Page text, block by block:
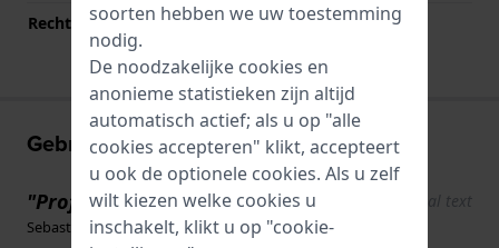
Rechte aanzet
Ja
Gebruikerservaringen
"Professioneel" Show original text
Sebastien · 17 juni 2022
soorten hebben we uw toestemming
nodig.
De noodzakelijke cookies en
anonieme statistieken zijn altijd
automatisch actief; als u op "alle
cookies accepteren" klikt, accepteert
u ook de optionele cookies. Als u zelf
wilt kiezen welke cookies u
inschakelt, klikt u op "cookie-